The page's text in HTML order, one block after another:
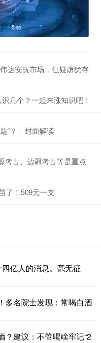
达安抚市场，但疑虑犹存
几个？一起来涨知识吧！
”？｜封面解读
考古、边疆考古等是重点
了！509元一支
亿人的消息。毫无征
多名院士发现：常喝白酒
？建议：不管喝啥牢记“2